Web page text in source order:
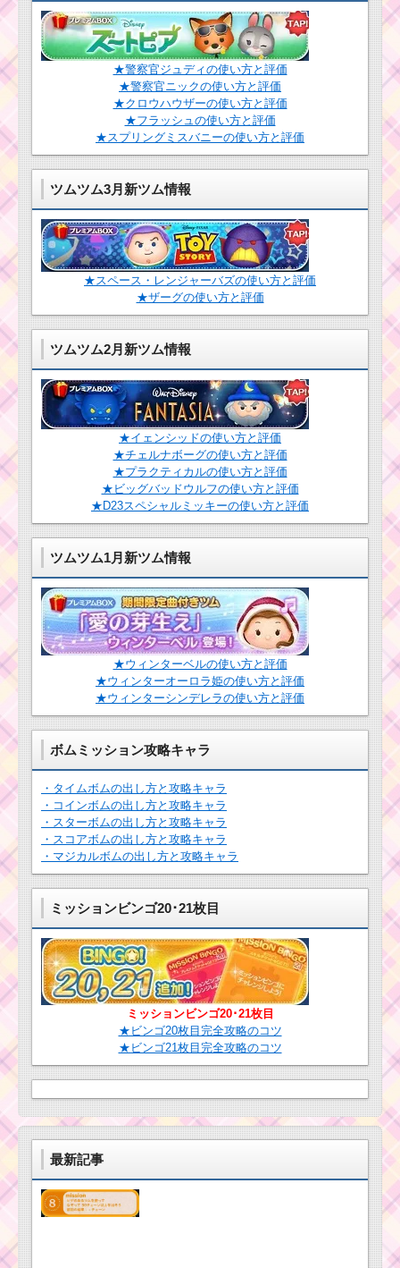
フィーバーするのに最
適なツムと同時にクリ
アできるミッション
ツムツム！パイレーツ
クラリスの使い方とス
キル動画｜コンボ数を
稼ぐスキル
ツムツム10月ホ
ーンテッドハロ
ウィーンイベン
ト3階のミッショ
ン内容と攻略
ペ
ーの遊び方・攻略法・
報酬｜ツムツム2018年
3月イベント
ッドハロウィーンイベ
ント4階のミッション内
容と攻略
コウモリが出る
スキルで1プレイ
枚稼ぐミッショ
しっぽを振るツムを使
って1プレイで380万点
稼いだ方法
ツムツム8月ピクサーパ
ズルイベント4枚目のミ
ッション内容と攻略
ツムツム！アラ
ジンのスキルに
不具合発生！不
具合解消はいつ
になるの？
鼻がピンクのツムを
使って1プレイで11回
スキルを使う方法
ツムツム2016年5月の
リーク情報！新イベン
ト・ツム・ガチャなど
でコインを1,000
枚稼ぐミッションを攻
略するツム
ヴィランズからの挑
ーナスは率は30%・
イニシャルがMのツム
でマジカルボムを14個
消すミッションを攻略
するツム
タイムボムを出すた
めの条件と出し方！攻
略するのにおすすめキ
ャラ
ツムツム！ヤングジ
ャックスパロウの使い
方とスキル動画｜ジャ
イロを活用して効果的
にツムを消せる消去系
スキル
ツムツム確率アップ
ツムはダースベイダ
ー・ルーク・ヨーダ
ツムツム11月プーさ
んのハチミツあつめオ
マケのミッション内容
まつ毛のあるツ
ムで7回フィーバ
ーするミッションを攻
略するツム
プリンセスのツムで
85コンボするミッショ
ンを攻略するツム
ツムツムのエイリア
ン救出ミッションの攻
略とおすすめツムたち
★警察官ジュディの使い方と評価
★警察官ニックの使い方と評価
★クロウハウザーの使い方と評価
★フラッシュの使い方と評価
★スプリングミスバニーの使い方と評価
ツムツム3月新ツム情報
★スペース・レンジャーバズの使い方と評価
★ザーグの使い方と評価
ツムツム2月新ツム情報
★イェンシッドの使い方と評価
★チェルナボーグの使い方と評価
★プラクティカルの使い方と評価
★ビッグバッドウルフの使い方と評価
★D23スペシャルミッキーの使い方と評価
ツムツム1月新ツム情報
★ウィンターベルの使い方と評価
★ウィンターオーロラ姫の使い方と評価
★ウィンターシンデレラの使い方と評価
ボムミッション攻略キャラ
・タイムボムの出し方と攻略キャラ
・コインボムの出し方と攻略キャラ
・スターボムの出し方と攻略キャラ
・スコアボムの出し方と攻略キャラ
・マジカルボムの出し方と攻略キャラ
ミッションビンゴ20･21枚目
ミッションビンゴ20･21枚目
★ビンゴ20枚目完全攻略のコツ
★ビンゴ21枚目完全攻略のコツ
最新記事